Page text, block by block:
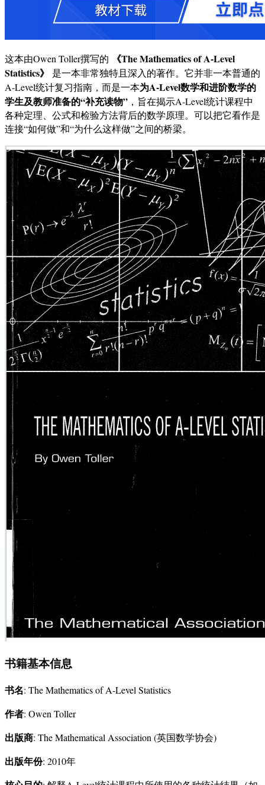
这本由Owen Toller撰写的
《The Mathematics of A-Level
Statistics》
是一本非常独特且深入的著作。它并非一本普通的
A-Level统计复习指南，而是一本为A-Level数学和进阶数学的
学生及教师准备的“补充读物” ，旨在揭示A-Level统计课程中
各种定理、公式和检验方法背后的数学原理。可以把它看作是
连接“如何做”和“为什么这样做”之间的桥梁。
书籍基本信息
书名: The Mathematics of A-Level Statistics
作者: Owen Toller
出版商: The Mathematical Association (英国数学协会)
出版年份: 2010年